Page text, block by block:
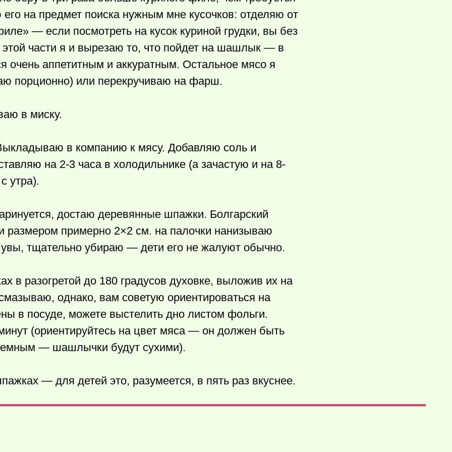
на предмет поиска нужным мне кусочков: отделяю от
— если посмотреть на кусок куриной грудки, вы без
этой части я и вырезаю то, что пойдет на шашлык — в
очень аппетитным и аккуратным. Остальное мясо я
порционно) или перекручиваю на фарш.
в миску.
в компанию к мясу. Добавляю соль и
на 2-3 часа в холодильнике (а зачастую и на 8-
утра).
достаю деревянные шпажки. Болгарский
примерно 2×2 см. на палочки нанизываю
тщательно убираю — дети его не жалуют обычно.
разогретой до 180 градусов духовке, выложив их на
однако, вам советую ориентироваться на
в посуде, можете выстелить дно листом фольги.
(ориентируйтесь на цвет мяса — он должен быть
— шашлычки будут сухими).
— для детей это, разумеется, в пять раз вкуснее.